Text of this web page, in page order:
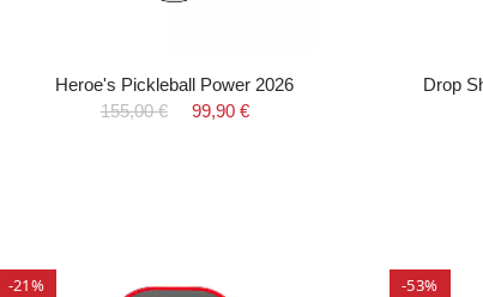
Heroe's Pickleball Power 2026
155,00 €
99,90 €
Drop
-21% -53%